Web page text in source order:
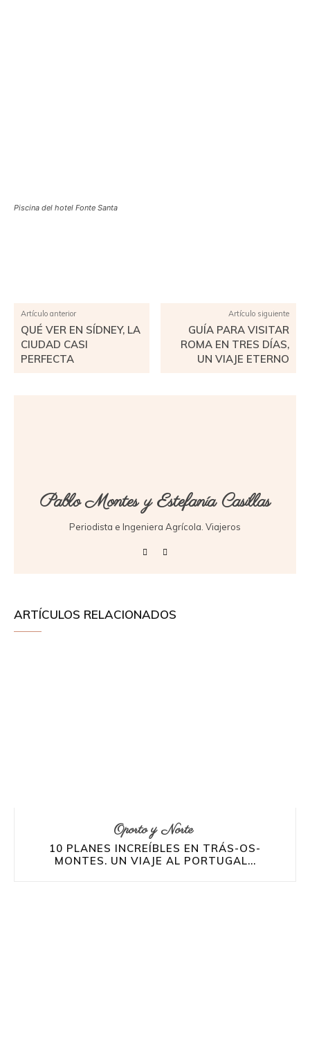
Piscina del hotel Fonte Santa
Artículo anterior
QUÉ VER EN SÍDNEY, LA
CIUDAD CASI
PERFECTA
Artículo siguiente
GUÍA PARA VISITAR
ROMA EN TRES DÍAS,
UN VIAJE ETERNO
Pablo Montes y Estefanía Casillas
Periodista e Ingeniera Agrícola. Viajeros
ARTÍCULOS RELACIONADOS
Oporto y Norte
10 PLANES INCREÍBLES EN TRÁS-OS-
MONTES. UN VIAJE AL PORTUGAL...